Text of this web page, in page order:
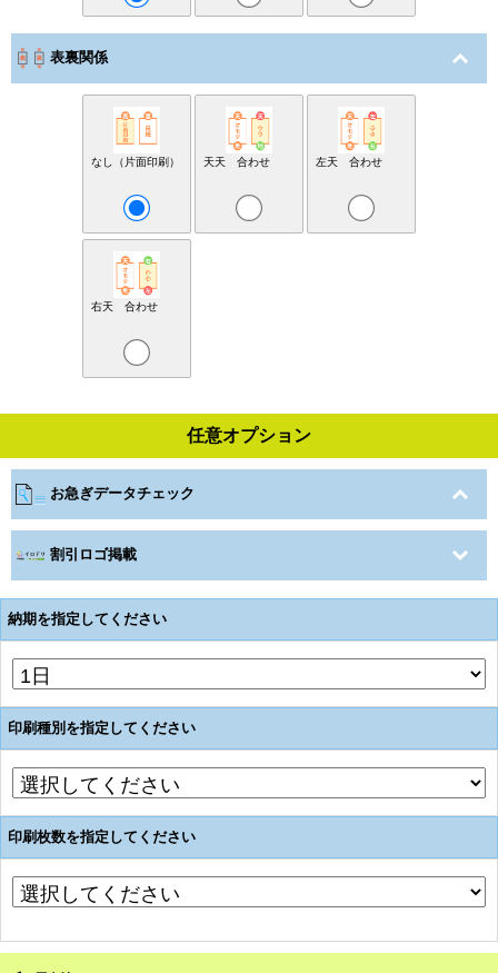
表裏関係
なし（片面印刷） 天天 合わせ 左天 合わせ
右天 合わせ
任意オプション
お急ぎデータチェック
割引ロゴ掲載
納期を指定してください
印刷種別を指定してください
印刷枚数を指定してください